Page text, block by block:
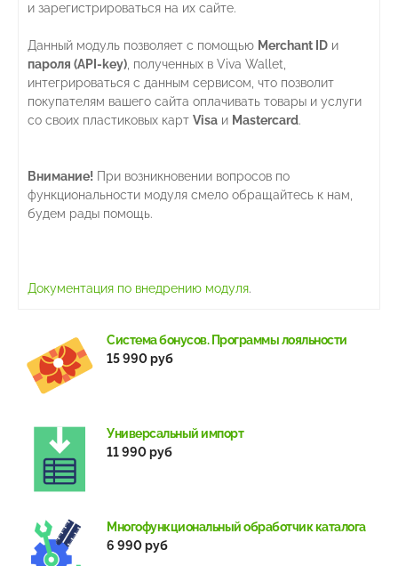
и зарегистрироваться на их сайте.
Данный модуль позволяет с помощью Merchant ID и
пароля (API-key) , полученных в Viva Wallet,
интегрироваться с данным сервисом, что позволит
покупателям вашего сайта оплачивать товары и услуги
со своих пластиковых карт Visa и Mastercard.
Внимание! При возникновении вопросов по
функциональности модуля смело обращайтесь к нам,
будем рады помощь.
Документация по внедрению модуля.
Система бонусов. Программы лояльности
15 990 руб
Универсальный импорт
11 990 руб
Многофункциональный обработчик каталога
6 990 руб